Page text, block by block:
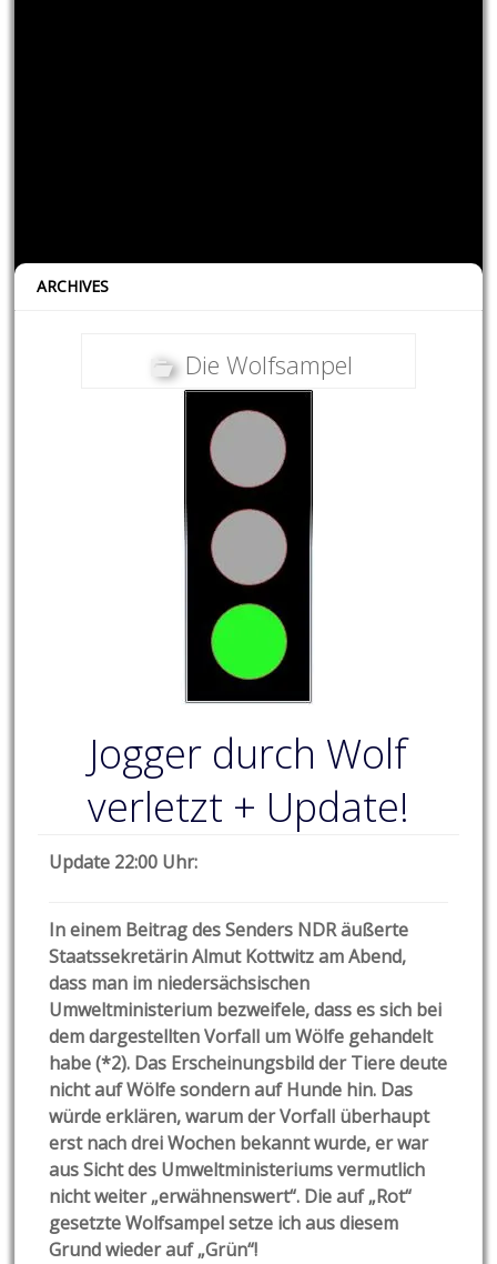
ARCHIVES
Die Wolfsampel
Jogger durch Wolf
verletzt + Update!
Update 22:00 Uhr:
In einem Beitrag des Senders NDR äußerte
Staatssekretärin Almut Kottwitz am Abend,
dass man im niedersächsischen
Umweltministerium bezweifele, dass es sich bei
dem dargestellten Vorfall um Wölfe gehandelt
habe (*2). Das Erscheinungsbild der Tiere deute
nicht auf Wölfe sondern auf Hunde hin. Das
würde erklären, warum der Vorfall überhaupt
erst nach drei Wochen bekannt wurde, er war
aus Sicht des Umweltministeriums vermutlich
nicht weiter „erwähnenswert“. Die auf „Rot“
gesetzte Wolfsampel setze ich aus diesem
Grund wieder auf „Grün“!